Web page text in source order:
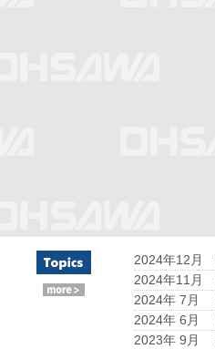
2024年12月
2024年11月
2024年 7月
2024年 6月
2023年 9月